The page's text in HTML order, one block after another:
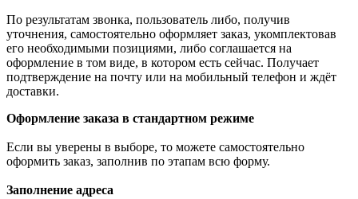
По результатам звонка, пользователь либо, получив
уточнения, самостоятельно оформляет заказ, укомплектовав
его необходимыми позициями, либо соглашается на
оформление в том виде, в котором есть сейчас. Получает
подтверждение на почту или на мобильный телефон и ждёт
доставки.
Оформление заказа в стандартном режиме
Если вы уверены в выборе, то можете самостоятельно
оформить заказ, заполнив по этапам всю форму.
Заполнение адреса